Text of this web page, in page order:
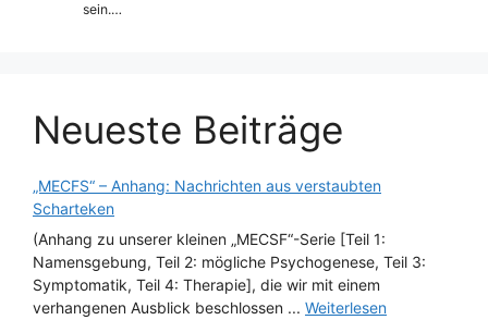
sein.…
Neueste Beiträge
„MECFS“ – Anhang: Nachrichten aus verstaubten
Scharteken
(Anhang zu unserer kleinen „MECSF“-Serie [Teil 1:
Namensgebung, Teil 2: mögliche Psychogenese, Teil 3:
Symptomatik, Teil 4: Therapie], die wir mit einem
verhangenen Ausblick beschlossen ... Weiterlesen